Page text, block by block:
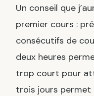
Un conseil que
premier cours :
consécutifs de
deux heures
trop court pour
trois jours permet